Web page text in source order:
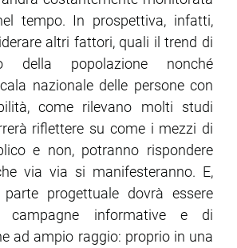
tempo. In prospettiva, infatti,
altri fattori, quali il trend di
della popolazione nonché
nazionale delle persone con
come rilevano molti studi
riflettere su come i mezzi di
e non, potranno rispondere
via via si manifesteranno. E,
progettuale dovrà essere
campagne informative e di
ad ampio raggio: proprio in una